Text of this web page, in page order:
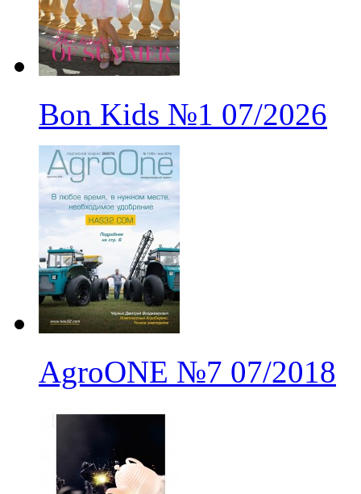
Bon Kids №1 07/2026
AgroONE №7 07/2018